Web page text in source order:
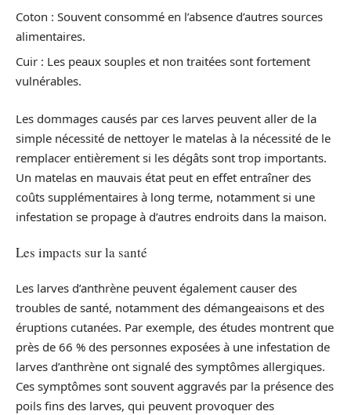
Coton : Souvent consommé en l’absence d’autres sources
alimentaires.
Cuir : Les peaux souples et non traitées sont fortement
vulnérables.
Les dommages causés par ces larves peuvent aller de la
simple nécessité de nettoyer le matelas à la nécessité de le
remplacer entièrement si les dégâts sont trop importants.
Un matelas en mauvais état peut en effet entraîner des
coûts supplémentaires à long terme, notamment si une
infestation se propage à d’autres endroits dans la maison.
Les impacts sur la santé
Les larves d’anthrène peuvent également causer des
troubles de santé, notamment des démangeaisons et des
éruptions cutanées. Par exemple, des études montrent que
près de 66 % des personnes exposées à une infestation de
larves d’anthrène ont signalé des symptômes allergiques.
Ces symptômes sont souvent aggravés par la présence des
poils fins des larves, qui peuvent provoquer des